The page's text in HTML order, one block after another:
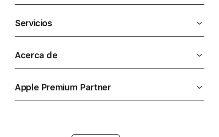
Servicios
Acerca de
Apple Premium Partner